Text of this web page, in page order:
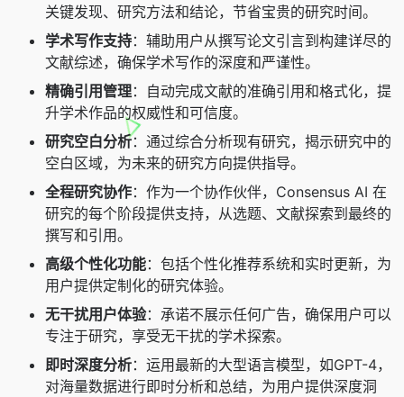
关键发现、研究方法和结论，节省宝贵的研究时间。
学术写作支持：辅助用户从撰写论文引言到构建详尽的
文献综述，确保学术写作的深度和严谨性。
精确引用管理：自动完成文献的准确引用和格式化，提
升学术作品的权威性和可信度。
研究空白分析：通过综合分析现有研究，揭示研究中的
空白区域，为未来的研究方向提供指导。
全程研究协作：作为一个协作伙伴，Consensus AI 在
研究的每个阶段提供支持，从选题、文献探索到最终的
撰写和引用。
高级个性化功能：包括个性化推荐系统和实时更新，为
用户提供定制化的研究体验。
无干扰用户体验：承诺不展示任何广告，确保用户可以
专注于研究，享受无干扰的学术探索。
即时深度分析：运用最新的大型语言模型，如GPT-4，
对海量数据进行即时分析和总结，为用户提供深度洞